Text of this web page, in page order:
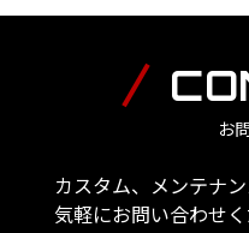
お
カスタム、メンテナ
気軽にお問い合わせく